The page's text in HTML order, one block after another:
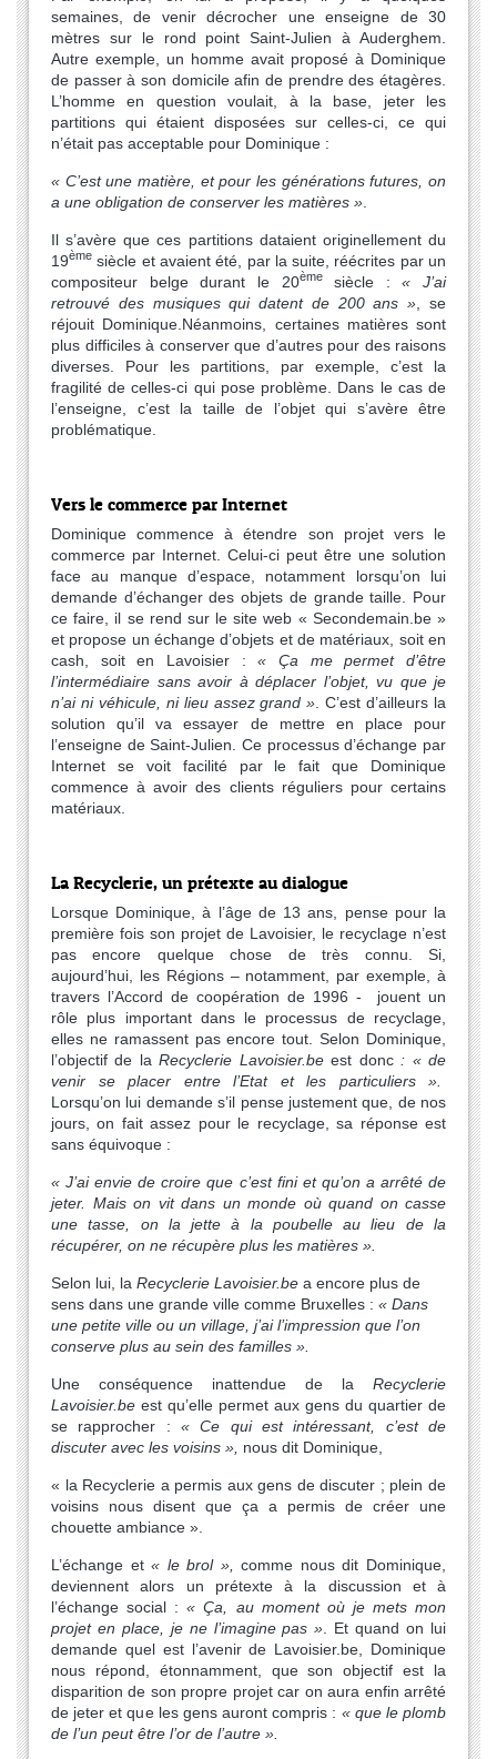
semaines, de venir décrocher une enseigne de 30
mètres sur le rond point Saint-Julien à Auderghem.
Autre exemple, un homme avait proposé à Dominique
de passer à son domicile afin de prendre des étagères.
L’homme en question voulait, à la base, jeter les
partitions qui étaient disposées sur celles-ci, ce qui
n’était pas acceptable pour Dominique :
« C’est une matière, et pour les générations futures, on
a une obligation de conserver les matières »
Il s’avère que ces partitions dataient originellement du
19ème siècle et avaient été, par la suite, réécrites par un
compositeur belge durant le 20èmesiècle :« J’ai
retrouvé des musiques qui datent de 200 ans » , se
réjouit Dominique. Néanmoins, certaines matières sont
plus difficiles à conserver que d’autres pour des raisons
diverses. Pour les partitions, par exemple, c’est la
fragilité de celles-ci qui pose problème. Dans le cas de
l’enseigne, c’est la taille de l’objet qui s’avère être
problématique.
Vers le commerce par Internet
Dominique commence à étendre son projet vers le
commerce par Internet. Celui-ci peut être une solution
face au manque d’espace, notamment lorsqu’on lui
demande d’échanger des objets de grande taille. Pour
ce faire, il se rend sur le site web « Secondemain.be »
et propose un échange d’objets et de matériaux, soit en
cash, soit en Lavoisier :« Ça me permet d’être
l’intermédiaire sans avoir à déplacer l’objet, vu que je
n’ai ni véhicule, ni lieu assez grand » . C’est d’ailleurs la
solution qu’il va essayer de mettre en place pour
l’enseigne de Saint-Julien. Ce processus d’échange par
Internet se voit facilité par le fait que Dominique
commence à avoir des clients réguliers pour certains
matériaux.
La Recyclerie, un prétexte au dialogue
Lorsque Dominique, à l’âge de 13 ans, pense pour la
première fois son projet de Lavoisier, le recyclage n’est
pas encore quelque chose de très connu. Si,
aujourd’hui, les Régions – notamment, par exemple, à
travers l’Accord de coopération de 1996 - jouent un
rôle plus important dans le processus de recyclage,
elles ne ramassent pas encore tout. Selon Dominique,
l’objectif de laRecyclerie Lavoisier.beest donc : « de
venir se placer entre l’Etat et les particuliers ».
Lorsqu’on lui demande s’il pense justement que, de nos
jours, on fait assez pour le recyclage, sa réponse est
sans équivoque :
« J’ai envie de croire que c’est fini et qu’on a arrêté de
jeter. Mais on vit dans un monde où quand on casse
une tasse, on la jette à la poubelle au lieu de la
récupérer, on ne récupère plus les matières ».
Selon lui, la Recyclerie Lavoisier.be a encore plus de
sens dans une grande ville comme Bruxelles : « Dans
une petite ville ou un village, j’ai l’impression que l’on
conserve plus au sein des familles ».
Une conséquence inattendue de la Recyclerie
Lavoisier.be est qu’elle permet aux gens du quartier de
se rapprocher : « Ce qui est intéressant, c’est de
discuter avec les voisins », nous dit Dominique,
« la Recyclerie a permis aux gens de discuter ; plein de
voisins nous disent que ça a permis de créer une
chouette ambiance ».
L’échange et« le brol »,
comme nous dit Dominique,
deviennent alors un prétexte à la discussion et à
l’échange social :« Ça, au moment où je mets mon
projet en place, je ne l’imagine pas » . Et quand on lui
demande quel est l’avenir de Lavoisier.be, Dominique
nous répond, étonnamment, que son objectif est la
disparition de son propre projet car on aura enfin arrêté
de jeter et que les gens auront compris : « que le plomb
de l’un peut être l’or de l’autre ».